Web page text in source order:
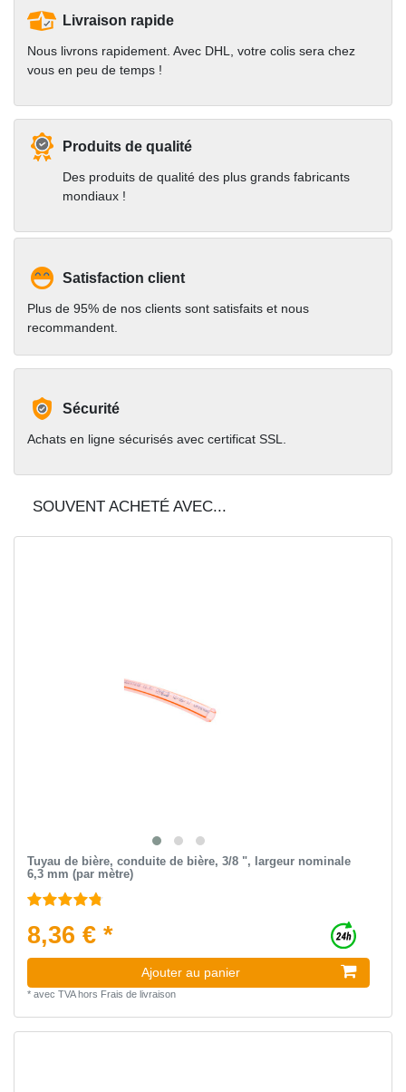
Livraison rapide
Nous livrons rapidement. Avec DHL, votre colis sera chez
vous en peu de temps !
Produits de qualité
Des produits de qualité des plus grands fabricants
mondiaux !
Satisfaction client
Plus de 95% de nos clients sont satisfaits et nous
recommandent.
Sécurité
Achats en ligne sécurisés avec certificat SSL.
SOUVENT ACHETÉ AVEC...
Tuyau de bière, conduite de bière, 3/8 ", largeur nominale
6,3 mm (par mètre)
8,36 € *
Ajouter au panier
* avec TVAhors Frais de livraison